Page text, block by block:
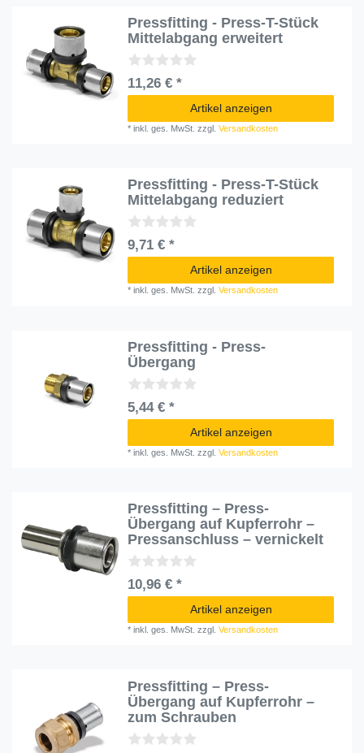
Pressfitting - Press-T-Stück
Mittelabgang erweitert
11,26 € *
Artikel anzeigen
*inkl. ges. MwSt. zzgl.Versandkosten
Pressfitting - Press-T-Stück
Mittelabgang reduziert
9,71 € *
Artikel anzeigen
*inkl. ges. MwSt. zzgl.Versandkosten
Pressfitting - Press-
Übergang
5,44 € *
Artikel anzeigen
*inkl. ges. MwSt. zzgl.Versandkosten
Pressfitting – Press-
Übergang auf Kupferrohr –
Pressanschluss – vernickelt
10,96 € *
Artikel anzeigen
*inkl. ges. MwSt. zzgl.Versandkosten
Pressfitting – Press-
Übergang auf Kupferrohr –
zum Schrauben